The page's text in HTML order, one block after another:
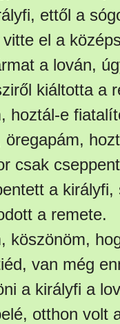
ettől a
el a
a lován,
kiáltotta a
hoztál-e
öregapám,
csak
a
a remete.
köszönöm,
van még
a királyfi a
otthon volt